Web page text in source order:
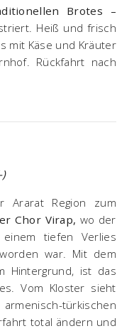
Brotes –
Heiß und frisch
mit Käse und Kräuter
Rückfahrt nach
)
Ararat Region zum
Chor Virap, wo der
tiefen Verlies
war. Mit dem
Hintergrund, ist das
Vom Kloster sieht
türkischen
total ändern und